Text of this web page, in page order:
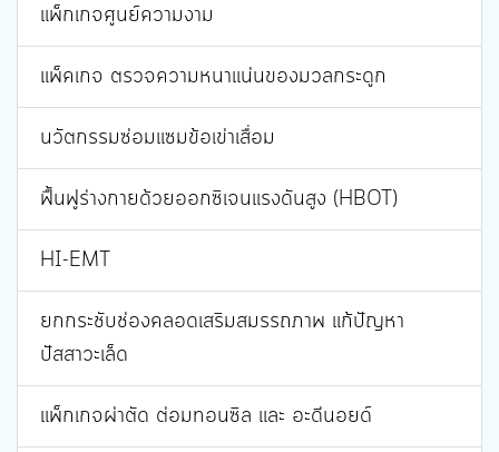
แพ็กเกจศูนย์ความงาม
แพ็คเกจ ตรวจความหนาแน่นของมวลกระดูก
นวัตกรรมซ่อมแซมข้อเข่าเสื่อม
ฟื้นฟูร่างกายด้วยออกซิเจนแรงดันสูง (HBOT)
HI-EMT
ยกกระชับช่องคลอดเสริมสมรรถภาพ แก้ปัญหา
ปัสสาวะเล็ด
แพ็กเกจผ่าตัด ต่อมทอนซิล และ อะดีนอยด์